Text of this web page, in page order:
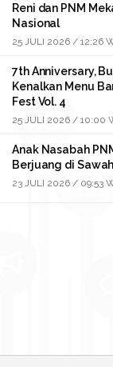
Reni dan PNM
Nasional
25 JULI 2026 / 12:26
7th Anniversary,
Kenalkan Menu
Fest Vol. 4
25 JULI 2026 / 10:00
Anak Nasabah
Berjuang di
23 JULI 2026 / 09:53